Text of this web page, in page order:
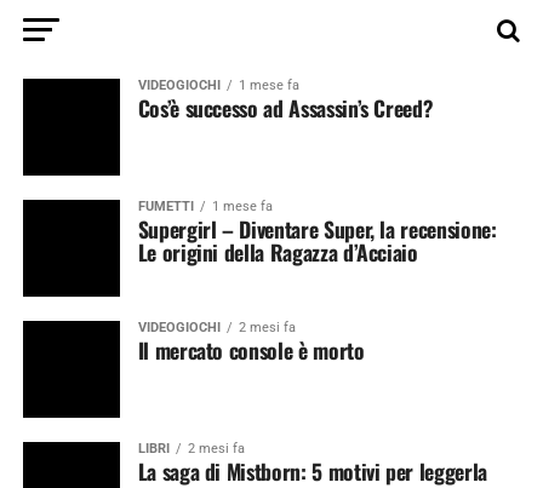
VIDEOGIOCHI 1 mese fa
Cos’è successo ad Assassin’s Creed?
FUMETTI 1 mese fa
Supergirl – Diventare Super, la recensione:
Le origini della Ragazza d’Acciaio
VIDEOGIOCHI 2 mesi fa
Il mercato console è morto
LIBRI 2 mesi fa
La saga di Mistborn: 5 motivi per leggerla